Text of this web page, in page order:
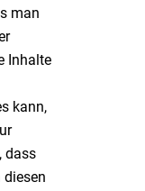
man
Inhalte
kann,
dass